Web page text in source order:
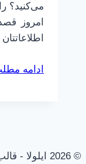
می‌کنید؟
امروز
ادامه
© 2026 ایلولا - قالب وردپرس توسط